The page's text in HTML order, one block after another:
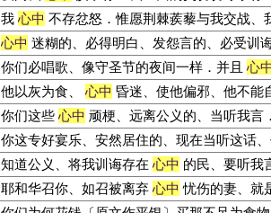
我 心中 不存忿怒．惟愿荆棘蒺藜与我交战、
心中 迷糊的、必得明白、发怨言的、必受训诲
你们必唱歌、像守圣节的夜间一样．并且 心中
他以灰为食、 心中 昏迷、使他偏邪、他不能
你们这些 心中 顽梗、远离公义的、当听我言．
你这专好宴乐、安然居住的、现在当听这话
知道公义、将我训诲存在 心中 的民、要听我
耶和华召你、如召被离弃 心中 忧伤的妻、就